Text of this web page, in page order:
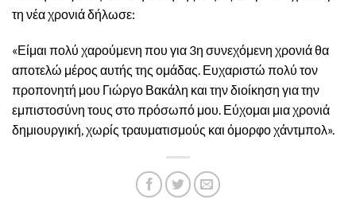
τη νέα χρονιά δήλωσε:
«Είμαι πολύ χαρούμενη που για 3η συνεχόμενη χρονιά θα
αποτελώ μέρος αυτής της ομάδας. Ευχαριστώ πολύ τον
προπονητή μου Γιώργο Βακάλη και την διοίκηση για την
εμπιστοσύνη τους στο πρόσωπό μου. Εύχομαι μια χρονιά
δημιουργική, χωρίς τραυματισμούς και όμορφο χάντμπολ».